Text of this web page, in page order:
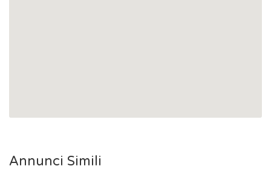
Annunci Simili